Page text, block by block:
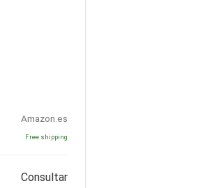
Amazon.es
Free shipping
Consultar